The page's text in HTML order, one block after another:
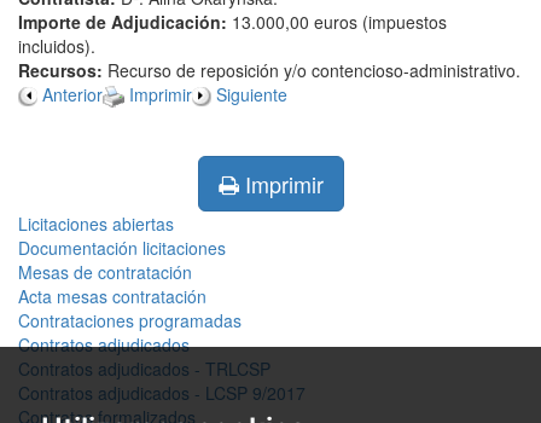
Importe de Adjudicación: 13.000,00 euros (impuestos
incluidos).
Recursos: Recurso de reposición y/o contencioso-administrativo.
Anterior
Imprimir Siguiente
Imprimir
Licitaciones abiertas
Documentación licitaciones
Mesas de contratación
Acta mesas contratación
Contrataciones programadas
Contratos adjudicados
Contratos adjudicados - TRLCSP
Contratos adjudicados - LCSP 9/2017
Contratos formalizados